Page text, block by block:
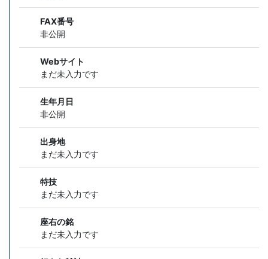
FAX番号
非公開
Webサイト
まだ未入力です
生年月日
非公開
出身地
まだ未入力です
特技
まだ未入力です
座右の銘
まだ未入力です